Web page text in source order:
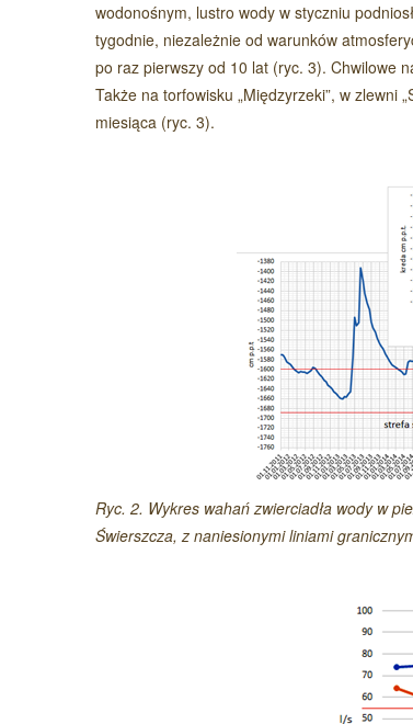
wodonośnym, lustro wody w styczniu
tygodnie, niezależnie od warunków
po raz pierwszy od 10 lat (ryc. 3). Chwilowe
Także na torfowisku „Międzyrzeki”, w zlewni
miesiąca (ryc. 3).
Ryc. 2. Wykres wahań zwierciadła wody w
Świerszcza, z naniesionymi liniami